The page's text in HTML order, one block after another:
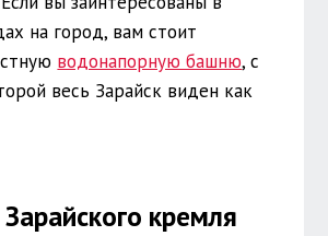
на город, вам стоит
водонапорную башню, с
весь Зарайск виден как
кремля